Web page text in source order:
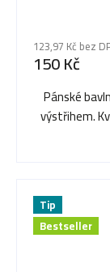
123,97 Kč bez
150 Kč
Pánské
výstřihem.
Tip
Bestseller